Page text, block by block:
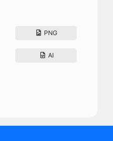
PNG
AI